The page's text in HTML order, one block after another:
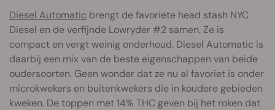
Diesel Automatic brengt de favoriete head stash NYC
Diesel en de verfijnde Lowryder #2 samen. Ze is
compact en vergt weinig onderhoud. Diesel Automatic is
daarbij een mix van de beste eigenschappen van beide
oudersoorten. Geen wonder dat ze nu al favoriet is onder
microkwekers en buitenkwekers die in koudere gebieden
kweken. De toppen met 14% THC geven bij het roken dat